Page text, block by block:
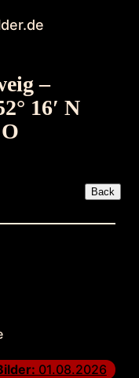
–
16′ N
01.08.2026